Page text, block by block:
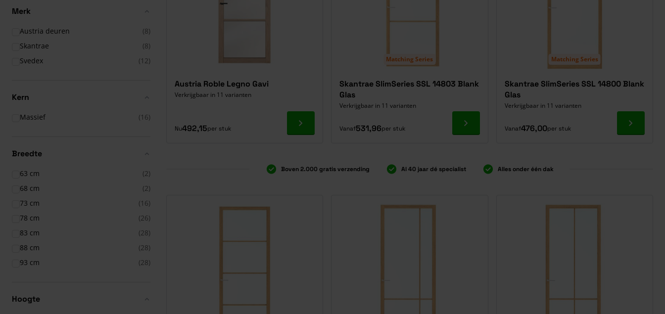
Merk
Austria deuren
(8)
Skantrae
(8)
Svedex
(12)
Kern
Massief (16)
Breedte
63 cm
(2)
68 cm
(2)
73 cm
(16)
78 cm
(26)
83 cm
(28)
88 cm
(28)
93 cm
(28)
Hoogte
Austria Roble Legno Gavi
Verkrijgbaar in 11 varianten
Nu492,15per stuk Ga naar product
Matching Series
Skantrae SlimSeries SSL 14803 Blank
Glas
Verkrijgbaar in 11 varianten
Vanaf531,96per stuk Ga naar product
Matching Series
Skantrae SlimSeries SSL 14800 Blank
Glas
Verkrijgbaar in 11 varianten
Vanaf476,00per stuk Ga naar
Boven 2.000 gratis verzending Al 40 jaar dé specialist Alles onder één dak